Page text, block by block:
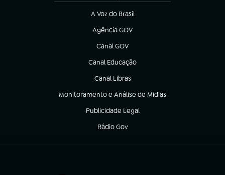
A Voz do Brasil
(abre em nova aba)
Agência GOV
(abre em nova aba)
Canal GOV
(abre em nova aba)
Canal Educação
(abre em nova aba)
Canal Libras
(abre em nova aba)
Monitoramento e Análise de Mídias
(abre em nova aba)
Publicidade Legal
(abre em nova aba)
Rádio Gov
(abre em nova aba)